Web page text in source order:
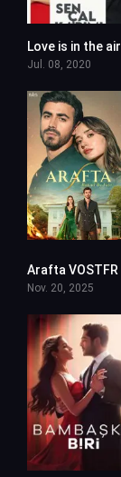
Jul. 08, 2020
Arafta VOSTFR
Nov. 20, 2025